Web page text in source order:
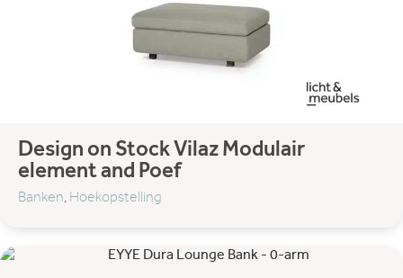
Design on Stock Vilaz Modulair
element and Poef
Banken, Hoekopstelling